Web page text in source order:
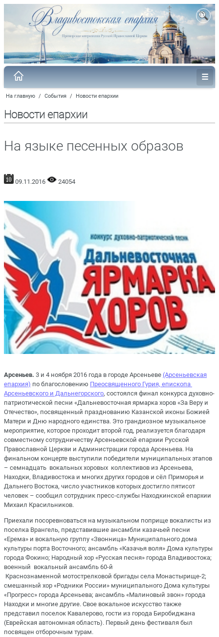
На главную / События / Новости епархии
Новости епархии
На языке песенных образов
09.11.2016 24054
Арсеньев. 3 и 4 ноября 2016 года в городе Арсеньеве (Арсеньевская
епархия) по благословению Преосвященного Гурия, епископа
Арсеньевского и Дальнегорского, состоялся финал конкурса духовно-
патриотической песни «Дальневосточная ярмарка хоров «За Веру и
Отечество», посвященный празднованию Казанской иконы Божией
Матери и Дню народного единства. Это грандиозное музыкальное
мероприятие, которое проходит второй год, реализуется благодаря
совместному сотрудничеству Арсеньевской епархии Русской
Православной Церкви и Администрации города Арсеньева. На
финальном концерте выступили победители муниципальных этапов
– семнадцать вокальных хоровых коллективов из Арсеньева,
Находки, Владивостока и многих других городов и сёл Приморья и
Дальнего Востока, число участников которых достигло пятисот
человек – сообщил сотрудник пресс-службы Находкинской епархии
Михаил Красильников.
Приехали посоревноваться на музыкальном поприще вокалисты из
поселка Врангель, представившие ансамбли казачьей песни
«Ерема» и вокальную группу «Звонница» Муниципального дома
культуры порта Восточного; ансамбль «Казачья воля» Дома культуры
города Фокино; Народный хор «Русская песня» города Владивостока;
военный вокальный ансамбль 60-й
Краснознаменной мотострелковой бригады села Монастырище-2;
смешанный хор «Родники России» муниципального Дома культуры
«Прогресс» города Арсеньева; ансамбль «Малиновый звон» города
Находки и многие другие. Свое вокальное искусство также
представил поселок Кавалерово, гости из города Биробиджана
(Еврейская автономная область). Первый день фестиваля был
посвящен отборочным турам.